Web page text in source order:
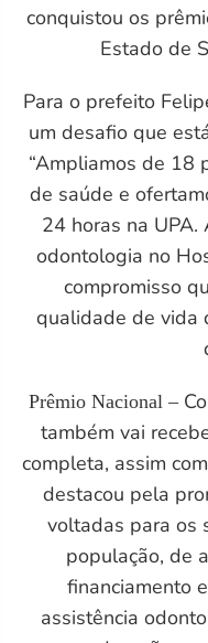
conquistou os
Estado de
Para o prefeito
um desafio que
“Ampliamos de 18
de saúde e
24 horas na
odontologia no
compromisso
qualidade de vida
Prêmio Nacional –
também vai
completa, assim
destacou pela
voltadas para os
população, de
financiamento
assistência